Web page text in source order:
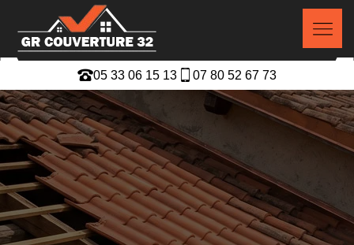
05 33 06 15 13 07 80 52 67 73